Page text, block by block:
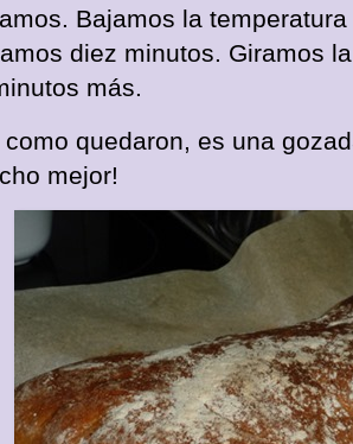
Bajamos la
diez minutos. Giramos
más.
como quedaron, es una
mejor!